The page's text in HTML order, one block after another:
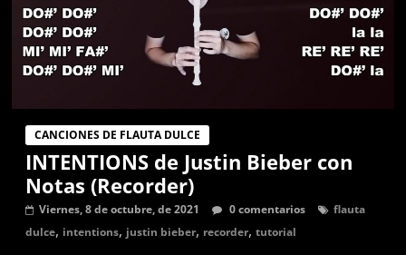
bemol.
Música
para
flauta
tutoriales
de
canciones
en
CANCIONES DE FLAUTA DULCE
INTENTIONS de Justin Bieber con
Notas (Recorder)
Viernes, 8 de octubre, de 2021 0 comentarios
flauta
dulce, intentions, justin bieber, recorder,tutorial